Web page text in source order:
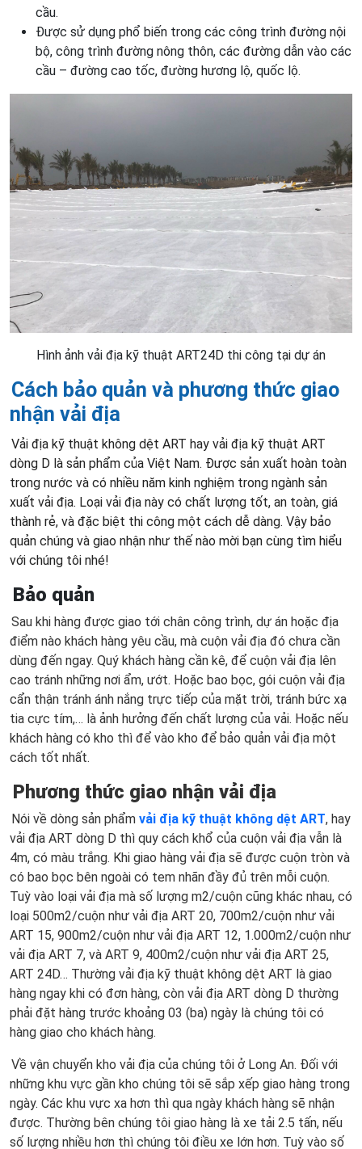
cầu.
Được sử dụng phổ biến trong các công trình đường nội
bộ, công trình đường nông thôn, các đường dẫn vào các
cầu – đường cao tốc, đường hương lộ, quốc lộ.
Hình ảnh vải địa kỹ thuật ART24D thi công tại dự án
Cách bảo quản và phương thức giao
nhận vải địa
Vải địa kỹ thuật không dệt ART hay vải địa kỹ thuật ART
dòng D là sản phẩm của Việt Nam. Được sản xuất hoàn toàn
trong nước và có nhiều năm kinh nghiệm trong ngành sản
xuất vải địa. Loại vải địa này có chất lượng tốt, an toàn, giá
thành rẻ, và đặc biệt thi công một cách dễ dàng. Vậy bảo
quản chúng và giao nhận như thế nào mời bạn cùng tìm hiểu
với chúng tôi nhé!
Bảo quản
Sau khi hàng được giao tới chân công trình, dự án hoặc địa
điểm nào khách hàng yêu cầu, mà cuộn vải địa đó chưa cần
dùng đến ngay. Quý khách hàng cần kê, để cuộn vải địa lên
cao tránh những nơi ẩm, ướt. Hoặc bao bọc, gói cuộn vải địa
cẩn thận tránh ánh nắng trực tiếp của mặt trời, tránh bức xạ
tia cực tím,… là ảnh hưởng đến chất lượng của vải. Hoặc nếu
khách hàng có kho thì để vào kho để bảo quản vải địa một
cách tốt nhất.
Phương thức giao nhận vải địa
Nói về dòng sản phẩm vải địa kỹ thuật không dệt ART, hay
vải địa ART dòng D thì quy cách khổ của cuộn vải địa vẫn là
4m, có màu trắng. Khi giao hàng vải địa sẽ được cuộn tròn và
có bao bọc bên ngoài có tem nhãn đầy đủ trên mỗi cuộn.
Tuỳ vào loại vải địa mà số lượng m2/cuộn cũng khác nhau, có
loại 500m2/cuộn như vải địa ART 20, 700m2/cuộn như vải
ART 15, 900m2/cuộn như vải địa ART 12, 1.000m2/cuộn như
vải địa ART 7, và ART 9, 400m2/cuộn như vải địa ART 25,
ART 24D… Thường vải địa kỹ thuật không dệt ART là giao
hàng ngay khi có đơn hàng, còn vải địa ART dòng D thường
phải đặt hàng trước khoảng 03 (ba) ngày là chúng tôi có
hàng giao cho khách hàng.
Về vận chuyển kho vải địa của chúng tôi ở Long An. Đối với
những khu vực gần kho chúng tôi sẽ sắp xếp giao hàng trong
ngày. Các khu vực xa hơn thì qua ngày khách hàng sẽ nhận
được. Thường bên chúng tôi giao hàng là xe tải 2.5 tấn, nếu
số lượng nhiều hơn thì chúng tôi điều xe lớn hơn. Tuỳ vào số